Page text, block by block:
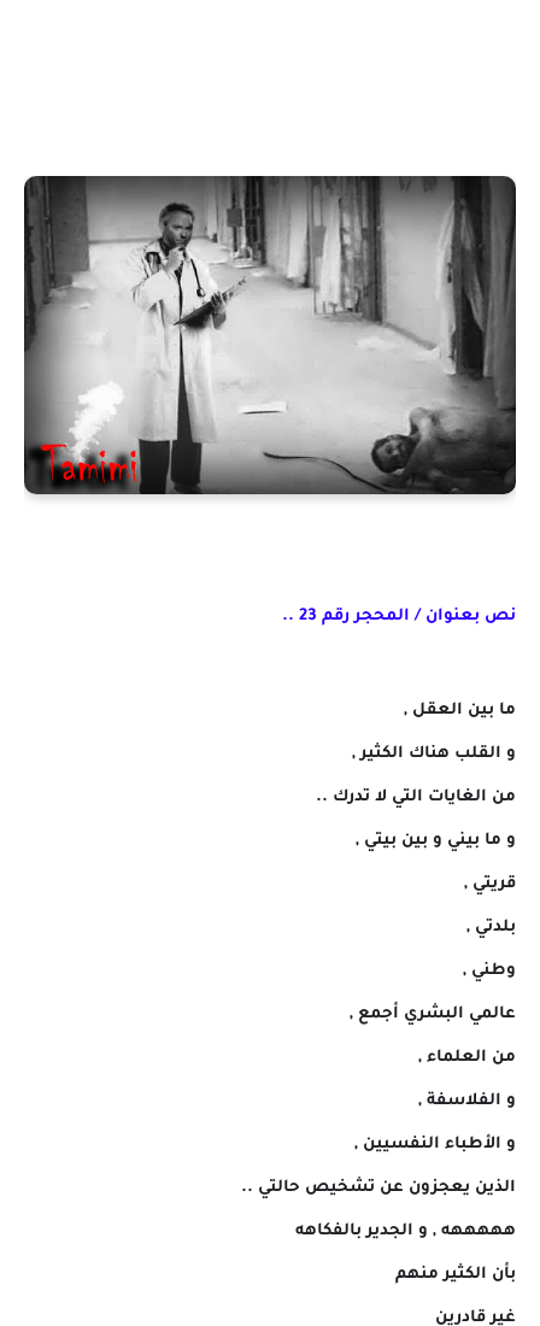
نص بعنوان / المحجر رقم 23 ..
ما بين العقل ,
و القلب هناك الكثير ,
من الغايات التي لا تدرك ..
و ما بيني و بين بيتي ,
قريتي ,
بلدتي ,
وطني ,
عالمي البشري أجمع ,
من العلماء ,
و الفلاسفة ,
و الأطباء النفسيين ,
الذين يعجزون عن تشخيص حالتي ..
هههههه , و الجدير بالفكاهه
بأن الكثير منهم
غير قادرين